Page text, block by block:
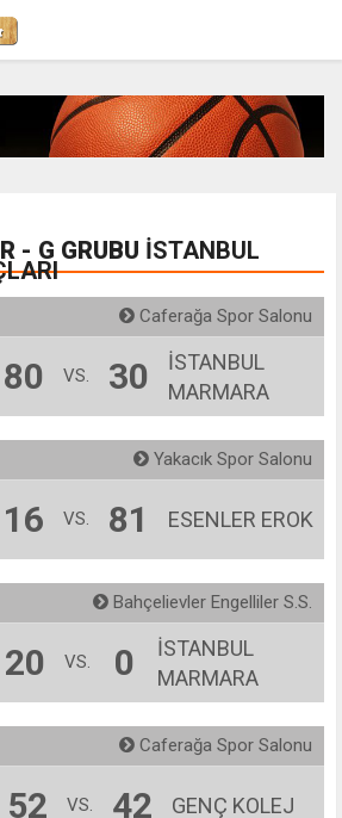
- G GRUBU İSTANBUL
Caferağa Spor Salonu
80 VS. 30
İSTANBUL
MARMARA
Yakacık Spor Salonu
16 VS. 81 ESENLER EROK
Bahçelievler Engelliler S.S.
20 VS. 0
İSTANBUL
MARMARA
Caferağa Spor Salonu
52 VS. 42 GENÇ KOLEJ